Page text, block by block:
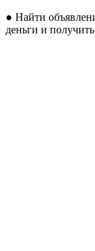
● Найти
деньги и